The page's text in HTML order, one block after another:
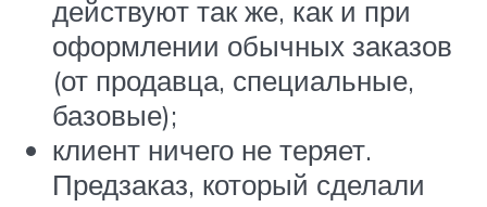
действуют так же, как и при
оформлении обычных заказов
(от продавца, специальные,
базовые);
клиент ничего не теряет.
Предзаказ, который сделали